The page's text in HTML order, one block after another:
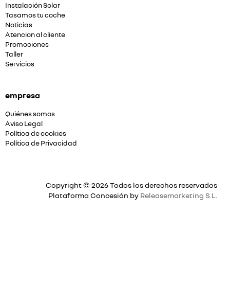
Instalación Solar
Tasamos tu coche
Noticias
Atencion al cliente
Promociones
Taller
Servicios
empresa
Quiénes somos
Aviso Legal
Política de cookies
Política de Privacidad
Copyright © 2026 Todos los derechos reservados
Plataforma Concesión by Releasemarketing S.L.